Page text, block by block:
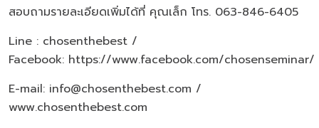
สอบถามรายละเอียดเพิ่มได้ที่ คุณเล็ก โทร. 063-846-6405
Line : chosenthebest /
Facebook: https://www.facebook.com/chosenseminar/
E-mail: info@chosenthebest.com /
www.chosenthebest.com